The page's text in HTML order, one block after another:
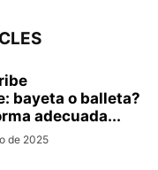
bayeta o balleta?
adecuada...
de 2025